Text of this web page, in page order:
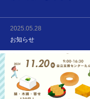
2025.05.28
お知らせ